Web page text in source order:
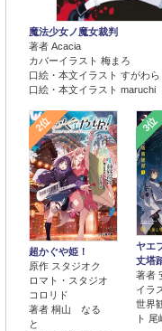
魔法少女ノ魔女裁判
著者 Acacia
カバーイラスト 梅まろ
口絵・本文イラスト すがわ
口絵・本文イラスト maruchi
2位
超かぐや姫！
原作 スタジオク
ロマト・スタジオ
コロリド
著者 桐山 なる
と
3位
ヤエ
丈塔
著者
イラ
世界
ト